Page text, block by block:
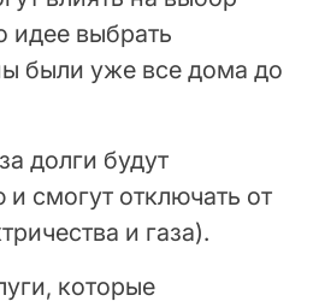
идее выбрать
были уже все дома до
долги будут
смогут отключать от
и газа).
которые